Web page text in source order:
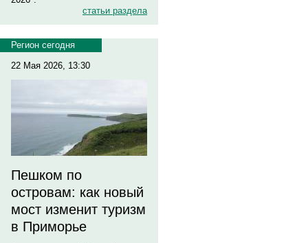
статьи раздела
Регион сегодня
22 Мая 2026, 13:30
Пешком по
островам: как новый
мост изменит туризм
в Приморье